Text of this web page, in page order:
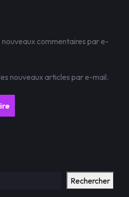
commentaires par e-
nouveaux articles par e-mail.
Rechercher